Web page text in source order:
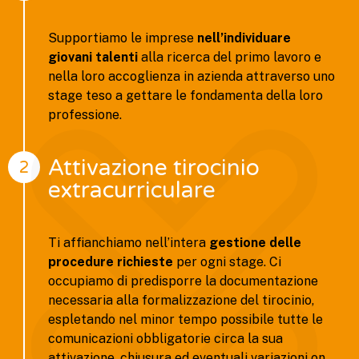
Supportiamo le imprese nell’individuare
giovani talenti alla ricerca del primo lavoro e
nella loro accoglienza in azienda attraverso uno
stage teso a gettare le fondamenta della loro
professione.
2
Attivazione tirocinio
extracurriculare
Ti affianchiamo nell’intera gestione delle
procedure richieste per ogni stage. Ci
occupiamo di predisporre la documentazione
necessaria alla formalizzazione del tirocinio,
espletando nel minor tempo possibile tutte le
comunicazioni obbligatorie circa la sua